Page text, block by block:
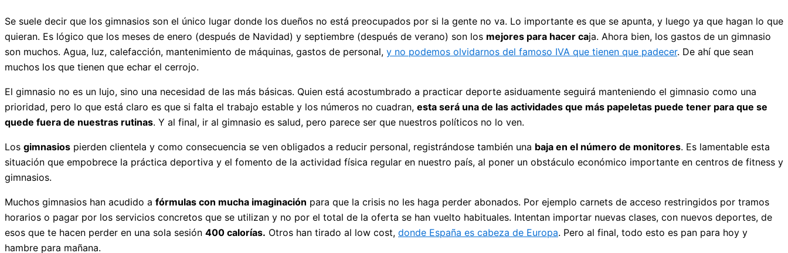
Se suele decir que los gimnasios son el único lugar donde los dueños no está preocupados por si la gente no va. Lo importante es que se apunta, y luego ya que hagan lo que
quieran. Es lógico que los meses de enero (después de Navidad) y septiembre (después de verano) son los mejores para hacer caja. Ahora bien, los gastos de un gimnasio
son muchos. Agua, luz, calefacción, mantenimiento de máquinas, gastos de personal, y no podemos olvidarnos del famoso IVA que tienen que padecer. De ahí que sean
muchos los que tienen que echar el cerrojo.
El gimnasio no es un lujo, sino una necesidad de las más básicas. Quien está acostumbrado a practicar deporte asiduamente seguirá manteniendo el gimnasio como una
prioridad, pero lo que está claro es que si falta el trabajo estable y los números no cuadran, esta será una de las actividades que más papeletas puede tener para que se
quede fuera de nuestras rutinas. Y al final, ir al gimnasio es salud, pero parece ser que nuestros políticos no lo ven.
Los gimnasios pierden clientela y como consecuencia se ven obligados a reducir personal, registrándose también una baja en el número de monitores. Es lamentable esta
situación que empobrece la práctica deportiva y el fomento de la actividad física regular en nuestro país, al poner un obstáculo económico importante en centros de fitness y
gimnasios.
Muchos gimnasios han acudido a fórmulas con mucha imaginación para que la crisis no les haga perder abonados. Por ejemplo carnets de acceso restringidos por tramos
horarios o pagar por los servicios concretos que se utilizan y no por el total de la oferta se han vuelto habituales. Intentan importar nuevas clases, con nuevos deportes, de
esos que te hacen perder en una sola sesión 400 calorías. Otros han tirado al low cost, donde España es cabeza de Europa. Pero al final, todo esto es pan para hoy y
hambre para mañana.